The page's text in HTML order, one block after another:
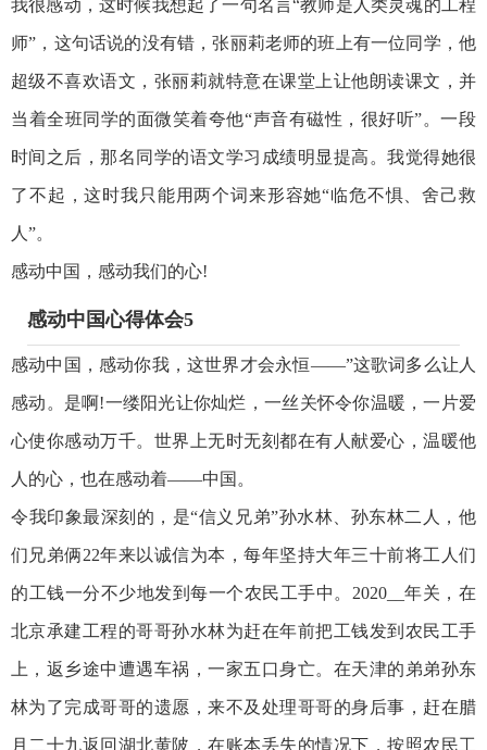
我很感动，这时候我想起了一句名言“教师是人类灵魂的工程
师”，这句话说的没有错，张丽莉老师的班上有一位同学，他
超级不喜欢语文，张丽莉就特意在课堂上让他朗读课文，并
当着全班同学的面微笑着夸他“声音有磁性，很好听”。一段
时间之后，那名同学的语文学习成绩明显提高。我觉得她很
了不起，这时我只能用两个词来形容她“临危不惧、舍己救
人”。
感动中国，感动我们的心!
感动中国心得体会5
感动中国，感动你我，这世界才会永恒——”这歌词多么让人
感动。是啊!一缕阳光让你灿烂，一丝关怀令你温暖，一片爱
心使你感动万千。世界上无时无刻都在有人献爱心，温暖他
人的心，也在感动着——中国。
令我印象最深刻的，是“信义兄弟”孙水林、孙东林二人，他
们兄弟俩22年来以诚信为本，每年坚持大年三十前将工人们
的工钱一分不少地发到每一个农民工手中。2020__年关，在
北京承建工程的哥哥孙水林为赶在年前把工钱发到农民工手
上，返乡途中遭遇车祸，一家五口身亡。在天津的弟弟孙东
林为了完成哥哥的遗愿，来不及处理哥哥的身后事，赶在腊
月二十九返回湖北黄陂，在账本丢失的情况下，按照农民工